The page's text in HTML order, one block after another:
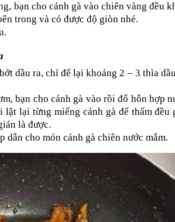
bạn cho cánh gà vào chiên vàng đều
trong và có được độ giòn nhé.
dầu ra, chỉ để lại khoảng 2 – 3 thìa
bạn cho cánh gà vào rồi đổ hỗn hợp
lại từng miếng cánh gà để thấm
là được.
dẫn cho món cánh gà chiên nước mắm.